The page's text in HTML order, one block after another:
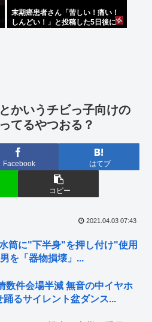
末期癌患者さん「苦しい！痛い！
しんどい！」と投稿した5日後に
かいうチビっ子向けの
てるやつおる？
Facebook はてブ
コピー
2021.04.03 07:43
筒に"下半身"を押し付け"使用
を「器物損壊」...
数件会場半減 無音の中イヤホ
るサイレント盆ダンス...